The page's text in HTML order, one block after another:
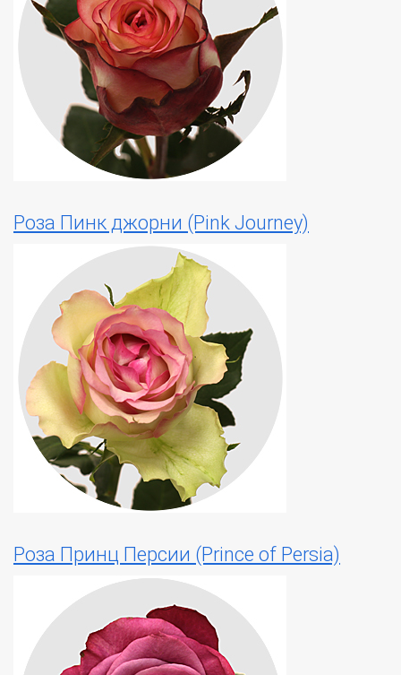
Роза Пинк джорни (Pink Journey)
Роза Принц Персии (Prince of Persia)